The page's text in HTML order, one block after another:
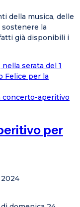
della musica, delle
la
già disponibili i
serata del 1
Felice per la
per